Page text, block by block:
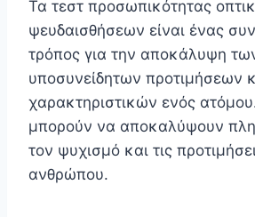
Τα τεστ προσωπικότητας
ψευδαισθήσεων είναι ένας
τρόπος για την αποκάλυψη
υποσυνείδητων προτιμήσεων
χαρακτηριστικών ενός
μπορούν να αποκαλύψουν
τον ψυχισμό και τις
ανθρώπου.